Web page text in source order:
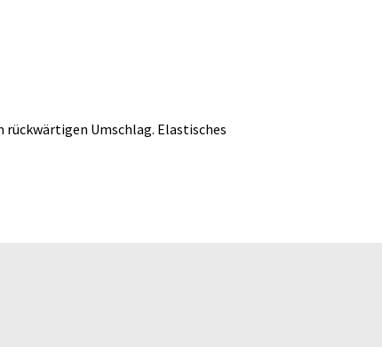
rückwärtigen Umschlag. Elastisches